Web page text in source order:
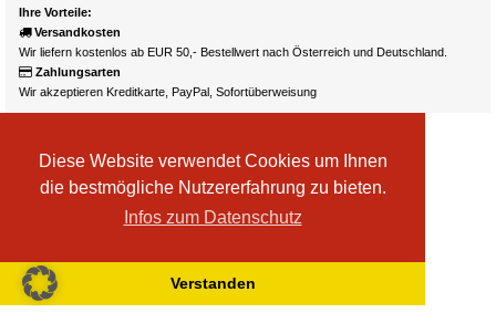
Diese Website verwendet Cookies um Ihnen
die bestmögliche Nutzererfahrung zu bieten.
Infos zum Datenschutz
Verstanden
Ihre Vorteile:
Versandkosten
Wir liefern kostenlos ab EUR 50,- Bestellwert nach Österreich und Deutschland.
Zahlungsarten
Wir akzeptieren Kreditkarte, PayPal, Sofortüberweisung